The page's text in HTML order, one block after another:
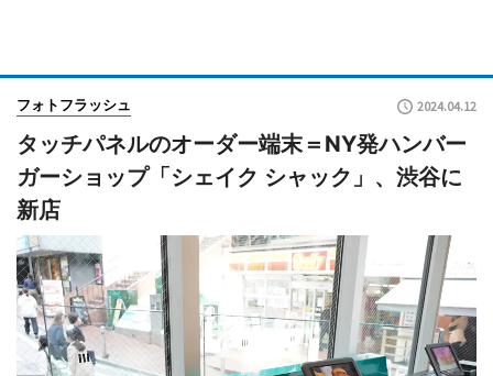
フォトフラッシュ 2024.04.12
タッチパネルのオーダー端末＝NY発ハンバー
ガーショップ「シェイク シャック」、渋谷に
新店